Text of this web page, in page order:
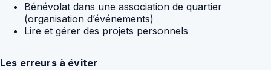
Bénévolat dans une association de quartier
(organisation d’événements)
Lire et gérer des projets personnels
Les erreurs à éviter